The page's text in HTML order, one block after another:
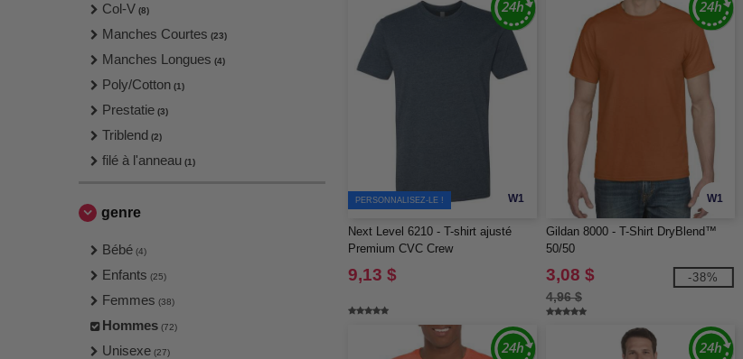
Col-V (8)
Manches Courtes (23)
Manches Longues (4)
Poly/Cotton (1)
Prestatie (3)
Triblend (2)
filé à l'anneau (1)
genre
Bébé (4)
Enfants (25)
Femmes (38)
Hommes (72)
Unisexe (27)
W1
PERSONNALISEZ-LE !
Next Level 6210 - T-shirt ajusté
Premium CVC Crew
9,13 $
W1
Gildan 8000 - T-Shirt DryBlend™
50/50
3,08 $
4,96 $
-38%